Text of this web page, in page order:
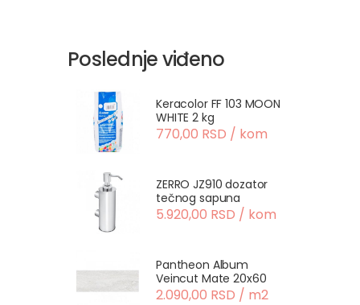
Poslednje viđeno
Keracolor FF 103 MOON
WHITE 2 kg
770,00 RSD / kom
ZERRO JZ910 dozator
tečnog sapuna
5.920,00 RSD / kom
Pantheon Album
Veincut Mate 20x60
2.090,00 RSD / m2